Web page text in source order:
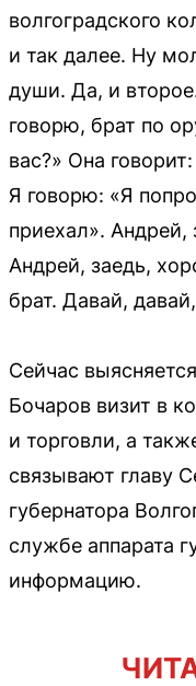
волгоградского
и так далее. Ну
души. Да, и
говорю, брат по
вас?» Она
Я говорю: «Я
приехал».
Андрей, заедь,
брат. Давай,
Сейчас
Бочаров визит в
и торговли, а
связывают главу
губернатора
службе аппарата
информацию.